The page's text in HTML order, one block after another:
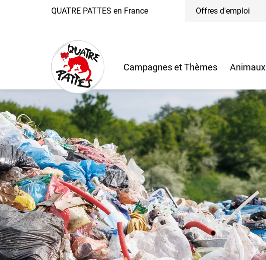
QUATRE PATTES en France Offres d'emploi
Campagnes et Thèmes Animaux